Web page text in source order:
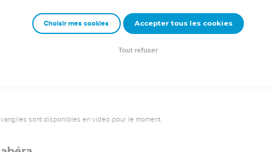
וּבְנֻחֹ֖ה יֹאמַ֑ר שׁוּבָ֣ה
Codex - tanach.us --- Grec : © 2010 by the Society of Biblical Literature and
sont disponibles en vidéo pour le moment.
Choisir mes cookies Accepter tous les cookies
Tout refuser